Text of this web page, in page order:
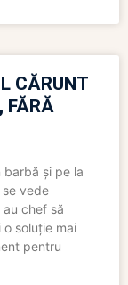
CĂRUNT
FĂRĂ
barbă și pe la
vede
chef să
soluție mai
pentru